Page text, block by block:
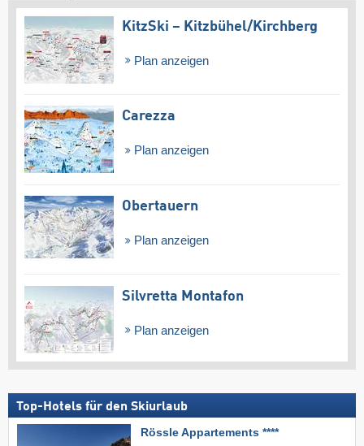
KitzSki – Kitzbühel/​Kirchberg
Plan anzeigen
Carezza
Plan anzeigen
Obertauern
Plan anzeigen
Silvretta Montafon
Plan anzeigen
Top-Hotels für den Skiurlaub
Rössle Appartements ****